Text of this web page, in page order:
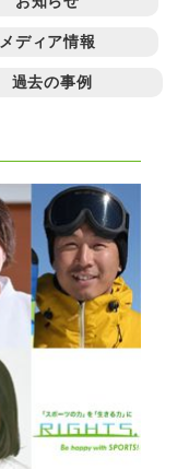
メディア情報
過去の事例